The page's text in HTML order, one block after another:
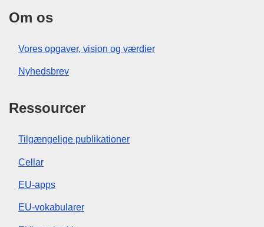
Om os
Vores opgaver, vision og værdier
Nyhedsbrev
Ressourcer
Tilgængelige publikationer
Cellar
EU-apps
EU-vokabularer